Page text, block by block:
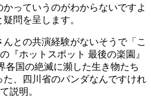
っていうのがわからないですよ
問を呈します。
との共演経験がないそうで「こ
『ホットスポット 最後の楽園』
各国の絶滅に瀕した生き物たち
、四川省のパンダなんですけれ
説明。